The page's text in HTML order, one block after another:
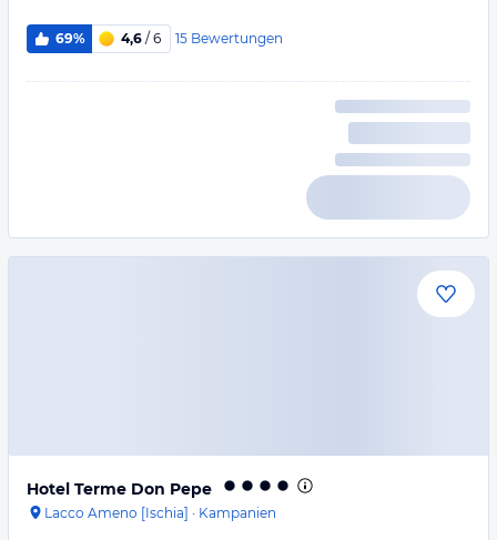
69% 4,6 / 6 15 Bewertungen
Hotel Terme Don Pepe
Lacco Ameno [Ischia] · Kampanien